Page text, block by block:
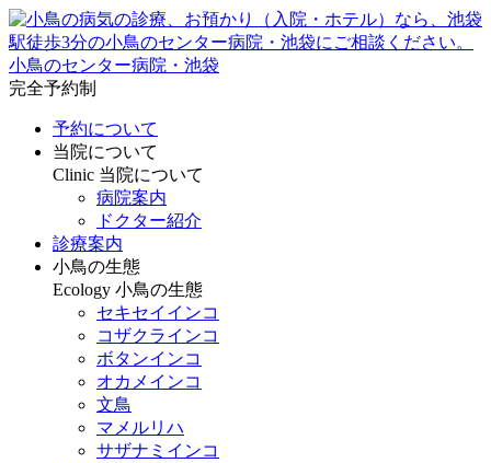
小鳥のセンター病院・池袋
完全予約制
予約について
当院について
Clinic 当院について
病院案内
ドクター紹介
診療案内
小鳥の生態
Ecology 小鳥の生態
セキセイインコ
コザクラインコ
ボタンインコ
オカメインコ
文鳥
マメルリハ
サザナミインコ